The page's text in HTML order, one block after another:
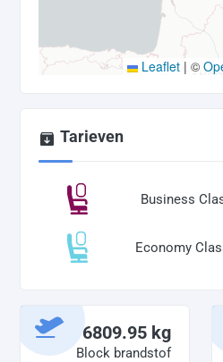
Leaflet | ©
Tarieven
Business
Economy
6809.95 kg
Block brandstof